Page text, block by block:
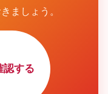
ましょう。
認する